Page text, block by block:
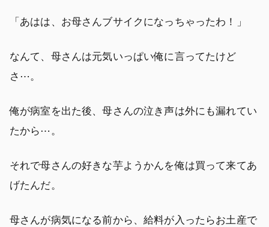
「あはは、お母さんブサイクになっちゃったわ！」
なんて、母さんは元気いっぱい俺に言ってたけど
さ⋯。
俺が病室を出た後、母さんの泣き声は外にも漏れてい
たから⋯。
それで母さんの好きな芋ようかんを俺は買って来てあ
げたんだ。
母さんが病気になる前から、給料が入ったらお土産で